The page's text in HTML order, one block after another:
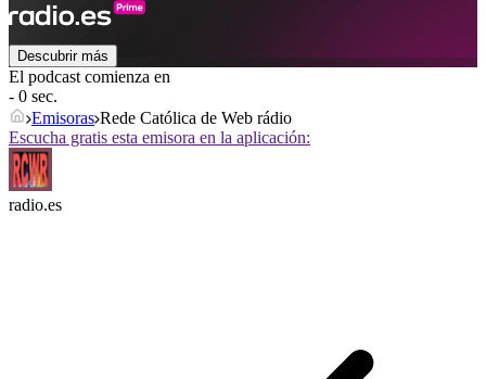
Descubrir más
El podcast comienza en
- 0 sec.
Emisoras Rede Católica de Web rádio
Escucha gratis esta emisora en la aplicación:
radio.es